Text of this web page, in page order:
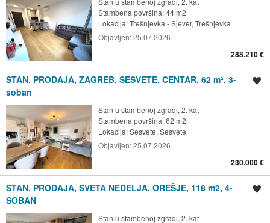
Stambena površina: 44 m2
Lokacija:Trešnjevka - Sjever, Trešnjevka
Objavljen:25.07.2026.
288.210 €
STAN, PRODAJA, ZAGREB, SESVETE, CENTAR, 62 m², 3-
soban
Stan u stambenoj zgradi, 2. kat
Stambena površina: 62 m2
Lokacija:Sesvete, Sesvete
Objavljen:25.07.2026.
230.000 €
STAN, PRODAJA, SVETA NEDELJA, OREŠJE, 118 m2, 4-
SOBAN
Stan u stambenoj zgradi, 2. kat